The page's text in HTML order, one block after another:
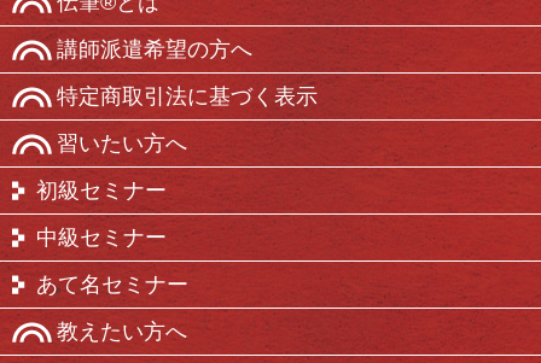
講師派遣希望の方へ
特定商取引法に基づく表示
習いたい方へ
初級セミナー
中級セミナー
あて名セミナー
教えたい方へ